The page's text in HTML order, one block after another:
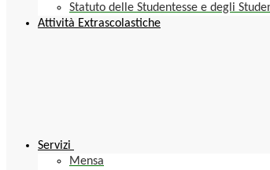
Statuto delle Studentesse e degli
Attività Extrascolastiche
Servizi
Mensa